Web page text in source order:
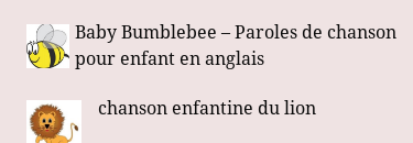
Baby Bumblebee – Paroles de chanson
pour enfant en anglais
chanson enfantine du lion